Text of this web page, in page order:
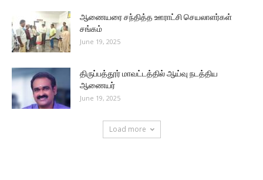
ஆணையரை சந்தித்த ஊராட்சி செயலாளர்கள்
சங்கம்
June 19, 2025
திருப்பத்தூர் மாவட்டத்தில் ஆய்வு நடத்திய
ஆணையர்
June 19, 2025
Load more